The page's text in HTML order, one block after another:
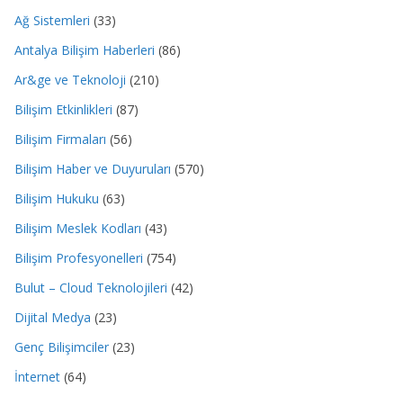
Ağ Sistemleri (33)
Antalya Bilişim Haberleri (86)
Ar&ge ve Teknoloji (210)
Bilişim Etkinlikleri (87)
Bilişim Firmaları (56)
Bilişim Haber ve Duyuruları (570)
Bilişim Hukuku (63)
Bilişim Meslek Kodları (43)
Bilişim Profesyonelleri (754)
Bulut – Cloud Teknolojileri (42)
Dijital Medya (23)
Genç Bilişimciler (23)
İnternet (64)